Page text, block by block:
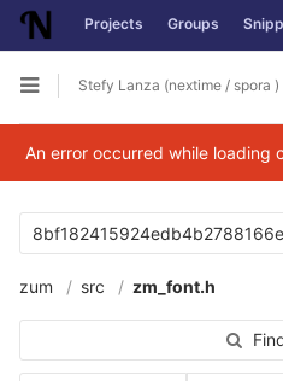
Skip to content
Projects Groups
Open sidebar
Stefy Lanza (nextime / spora )
An error occurred while loading
zum src zm_font.h